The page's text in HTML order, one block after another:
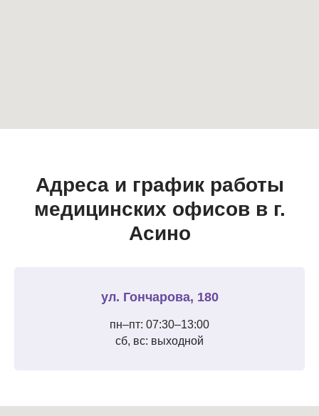
Адреса и график работы
медицинских офисов в г.
Асино
ул. Гончарова, 180
пн–пт: 07:30–13:00
сб, вс: выходной